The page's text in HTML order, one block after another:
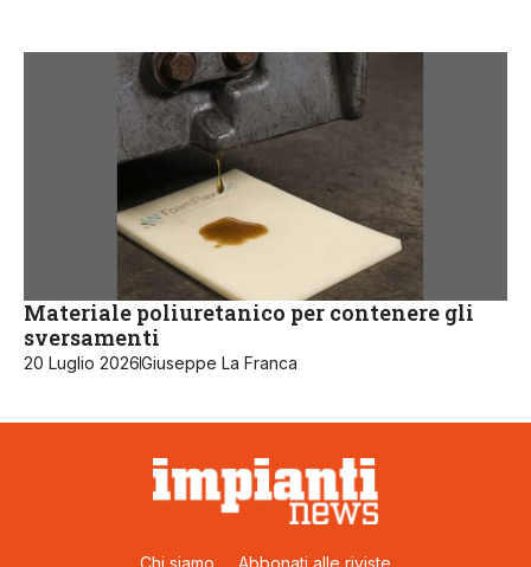
Materiale poliuretanico per contenere gli
sversamenti
20 Luglio 2026Giuseppe La Franca